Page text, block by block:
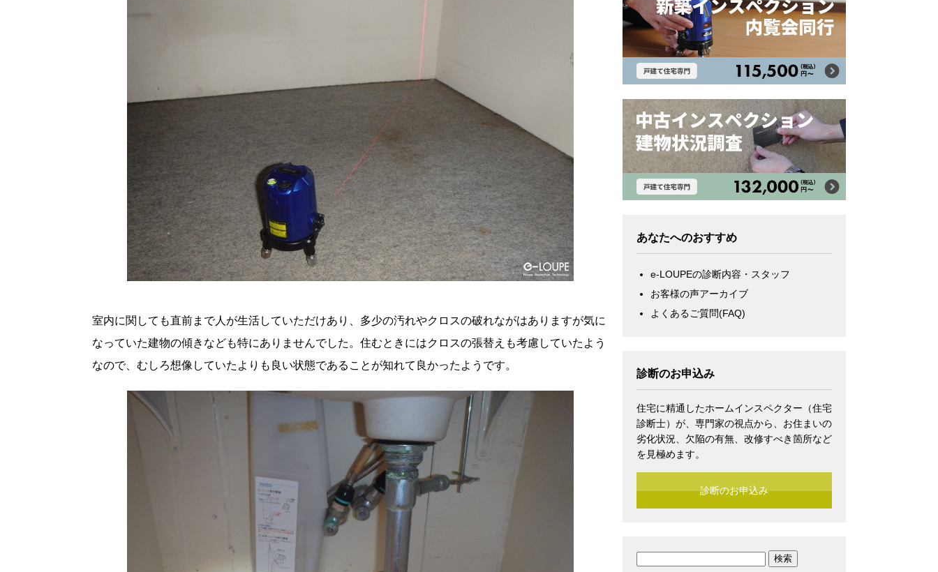
室内に関しても直前まで人が生活していただけあり、多少の汚れやクロスの破れながはありますが気に
なっていた建物の傾きなども特にありませんでした。住むときにはクロスの張替えも考慮していたよう
なので、むしろ想像していたよりも良い状態であることが知れて良かったようです。
あなたへのおすすめ
e-LOUPEの診断内容・スタッフ
お客様の声アーカイブ
よくあるご質問(FAQ)
診断のお申込み
住宅に精通したホームインスペクター（住宅
診断士）が、専門家の視点から、お住まいの
劣化状況、欠陥の有無、改修すべき箇所など
を見極めます。
診断のお申込み